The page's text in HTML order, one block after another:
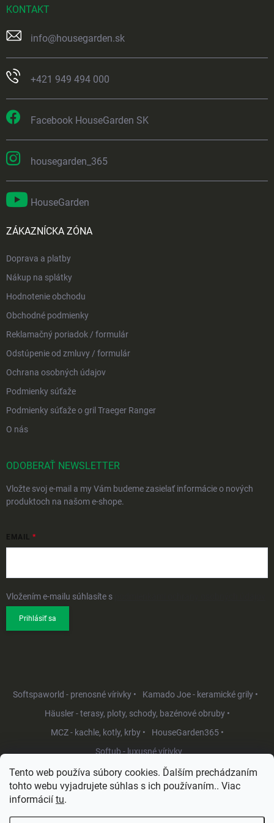
Tento web používa súbory cookies. Ďalším prechádzaním
tohto webu vyjadrujete súhlas s ich používaním.. Viac
informácií tu.
KONTAKT
info@housegarden.sk
+421 949 494 000
Facebook HouseGarden SK
housegarden_365
HouseGarden
ZÁKAZNÍCKA ZÓNA
Doprava a platby
Nákup na splátky
Hodnotenie obchodu
Obchodné podmienky
Reklamačný poriadok / formulár
Odstúpenie od zmluvy / formulár
Ochrana osobných údajov
Podmienky súťaže
Podmienky súťaže o gril Traeger Ranger
O nás
ODOBERAŤ NEWSLETTER
Vložte svoj e-mail a my Vám budeme zasielať informácie o nových
produktoch na našom e-shope.
EMAIL
Vložením e-mailu súhlasíte s
Prihlásiť sa
Softspaworld - prenosné vírivky •
Kamado Joe - keramické grily •
Häusler - terasy, ploty, schody, bazénové obruby •
MCZ - kachle, kotly, krby •
HouseGarden365 •
Softub - luxusné vírivky